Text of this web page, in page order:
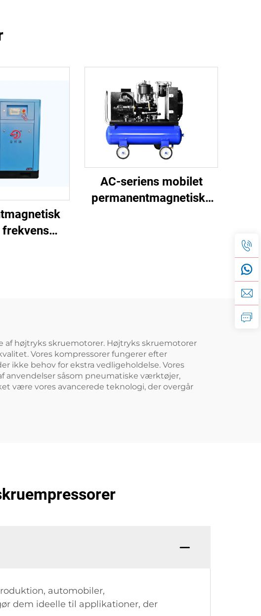
AC-seriens mobilet
permanentmagnetiske
højtryks skruemotorer. Højtryks skruemotorer
Vores kompressorer fungerer efter
ikke behov for ekstra vedligeholdelse. Vores
anvendelser såsom pneumatiske værktøjer,
være vores avancerede teknologi, der overgår
automobiler,
dem ideelle til applikationer, der